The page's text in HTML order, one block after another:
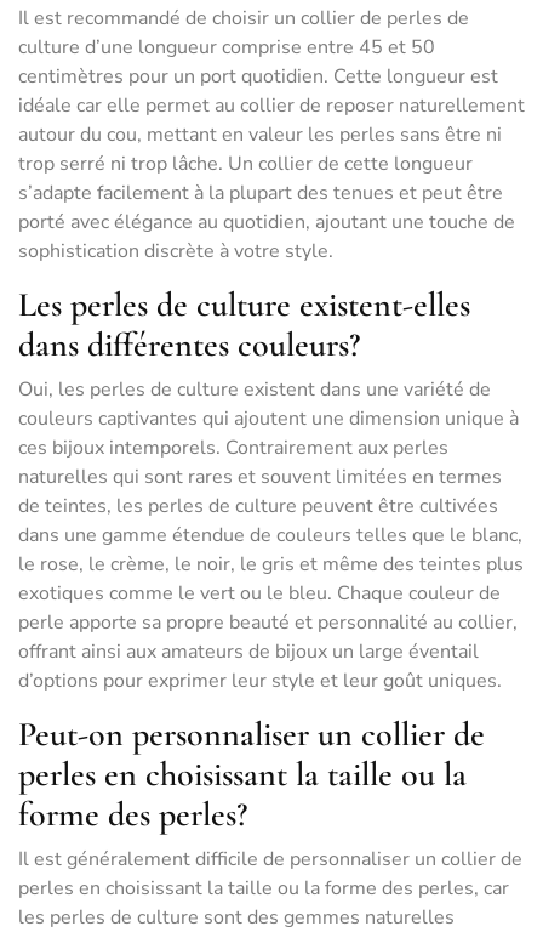
Il est recommandé de choisir un collier de perles de
culture d’une longueur comprise entre 45 et 50
centimètres pour un port quotidien. Cette longueur est
idéale car elle permet au collier de reposer naturellement
autour du cou, mettant en valeur les perles sans être ni
trop serré ni trop lâche. Un collier de cette longueur
s’adapte facilement à la plupart des tenues et peut être
porté avec élégance au quotidien, ajoutant une touche de
sophistication discrète à votre style.
Les perles de culture existent-elles
dans différentes couleurs?
Oui, les perles de culture existent dans une variété de
couleurs captivantes qui ajoutent une dimension unique à
ces bijoux intemporels. Contrairement aux perles
naturelles qui sont rares et souvent limitées en termes
de teintes, les perles de culture peuvent être cultivées
dans une gamme étendue de couleurs telles que le blanc,
le rose, le crème, le noir, le gris et même des teintes plus
exotiques comme le vert ou le bleu. Chaque couleur de
perle apporte sa propre beauté et personnalité au collier,
offrant ainsi aux amateurs de bijoux un large éventail
d’options pour exprimer leur style et leur goût uniques.
Peut-on personnaliser un collier de
perles en choisissant la taille ou la
forme des perles?
Il est généralement difficile de personnaliser un collier de
perles en choisissant la taille ou la forme des perles, car
les perles de culture sont des gemmes naturelles